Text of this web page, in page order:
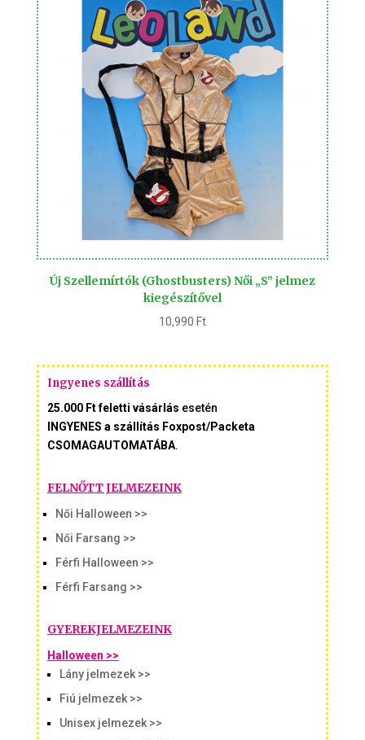
Új Szellemírtók (Ghostbusters) Női „S” jelmez
kiegészítővel
10,990 Ft
Ingyenes szállítás
25.000 Ft feletti vásárlás esetén
INGYENES a szállítás Foxpost/Packeta
CSOMAGAUTOMATÁBA.
FELNŐTT JELMEZEINK
Női Halloween >>
Női Farsang >>
Férfi Halloween >>
Férfi Farsang >>
GYEREKJELMEZEINK
Halloween >>
Lány jelmezek >>
Fiú jelmezek >>
Unisex jelmezek >>